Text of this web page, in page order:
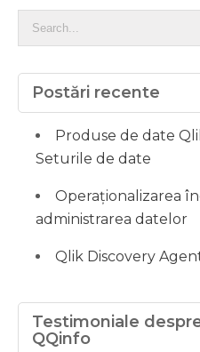
Postări recente
Produse de date
Seturile de date
Operaționalizarea
administrarea datelor
Qlik Discovery
Testimoniale
QQinfo